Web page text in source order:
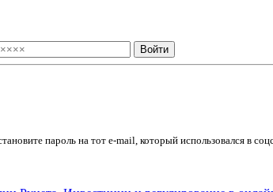
пароль на тот e-mail, который использовался в